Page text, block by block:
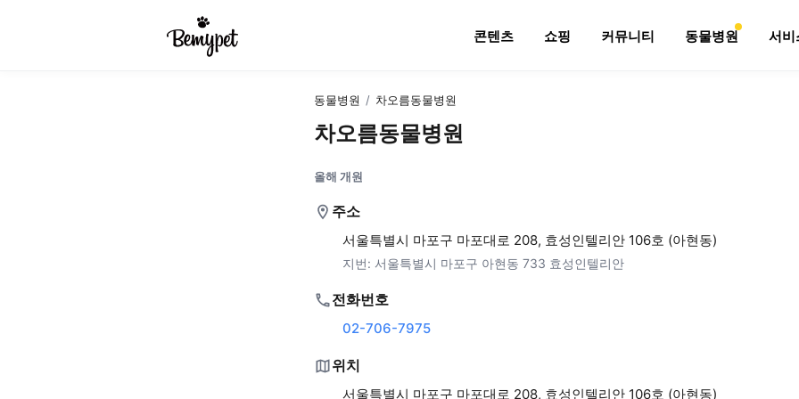
콘텐츠 쇼핑 커뮤니티 동물병원 서비
동물병원 / 차오름동물병원
차오름동물병원
올해 개원
주소
서울특별시 마포구 마포대로 208, 효성인텔리안 106호 (아현동)
지번: 서울특별시 마포구 아현동 733 효성인텔리안
전화번호
02-706-7975
위치
서울특별시 마포구 마포대로 208, 효성인텔리안 106호 (아현동)